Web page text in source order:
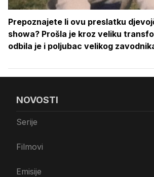
Prepoznajete li ovu preslatku
showa? Prošla je kroz veliku
odbila je i poljubac velikog
NOVOSTI
Serije
Filmovi
Emisije